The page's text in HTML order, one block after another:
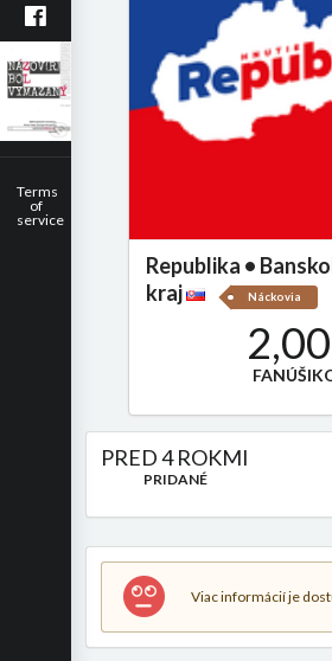
Terms
of
service
Republika •
kraj
Náckovia
PRED 4 ROKMI
PRIDANÉ
Viac informácií je